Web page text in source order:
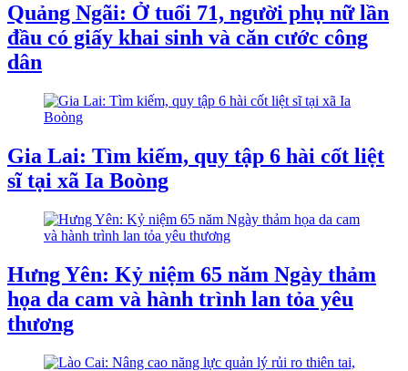
Quảng Ngãi: Ở tuổi 71, người phụ nữ lần
đầu có giấy khai sinh và căn cước công
dân
Gia Lai: Tìm kiếm, quy tập 6 hài cốt liệt
sĩ tại xã Ia Boòng
Hưng Yên: Kỷ niệm 65 năm Ngày thảm
họa da cam và hành trình lan tỏa yêu
thương